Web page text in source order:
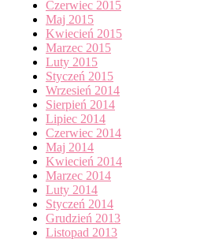
Czerwiec 2015
Maj 2015
Kwiecień 2015
Marzec 2015
Luty 2015
Styczeń 2015
Wrzesień 2014
Sierpień 2014
Lipiec 2014
Czerwiec 2014
Maj 2014
Kwiecień 2014
Marzec 2014
Luty 2014
Styczeń 2014
Grudzień 2013
Listopad 2013